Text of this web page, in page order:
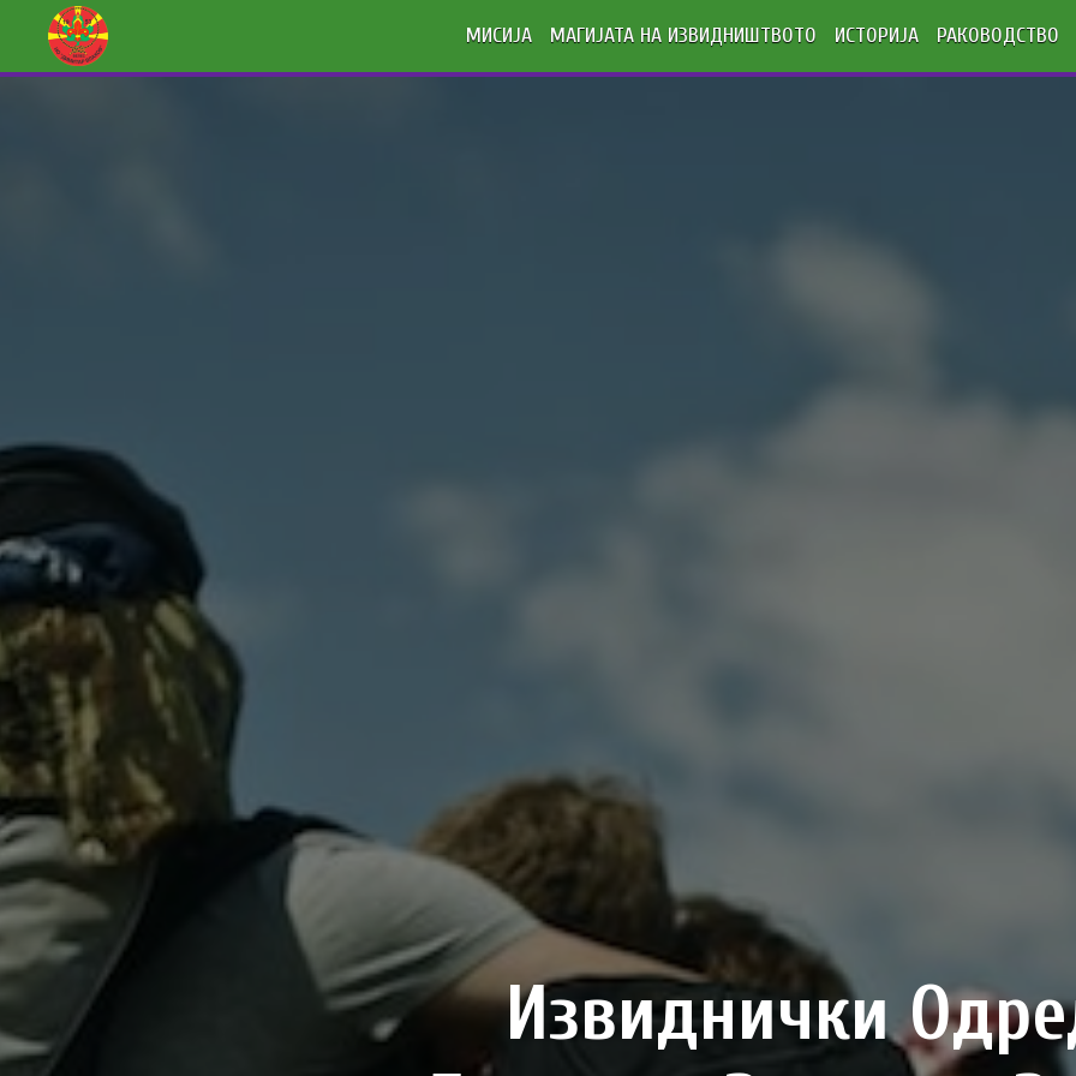
МИСИЈА МАГИЈАТА НА ИЗВИДНИШТВОТО ИСТОРИЈА РАКОВОДСТВО
Извиднички